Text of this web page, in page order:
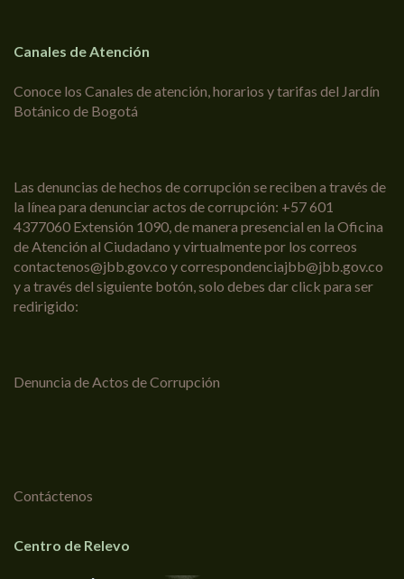
Canales de Atención
Conoce los Canales de atención, horarios y tarifas del Jardín
Botánico de Bogotá
Las denuncias de hechos de corrupción se reciben a través de
la línea para denunciar actos de corrupción: +57 601
4377060 Extensión 1090, de manera presencial en la Oficina
de Atención al Ciudadano y virtualmente por los correos
contactenos@jbb.gov.co y correspondenciajbb@jbb.gov.co
y a través del siguiente botón, solo debes dar click para ser
redirigido:
Denuncia de Actos de Corrupción
Contáctenos
Centro de Relevo